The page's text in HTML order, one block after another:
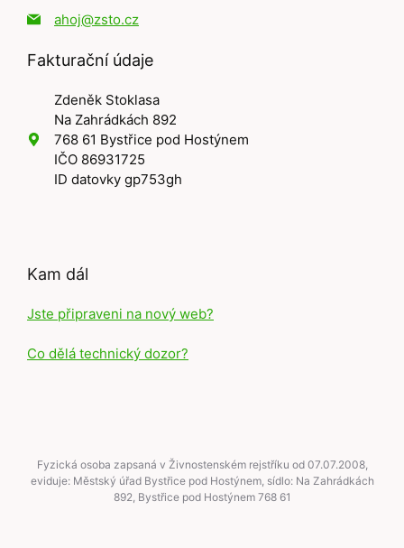
ahoj@zsto.cz
Fakturační údaje
Zdeněk Stoklasa
Na Zahrádkách 892
768 61 Bystřice pod Hostýnem
IČO 86931725
ID datovky gp753gh
Kam dál
Jste připraveni na nový web?
Co dělá technický dozor?
Fyzická osoba zapsaná v Živnostenském rejstříku od 07.07.2008,
eviduje: Městský úřad Bystřice pod Hostýnem, sídlo: Na Zahrádkách
892, Bystřice pod Hostýnem 768 61